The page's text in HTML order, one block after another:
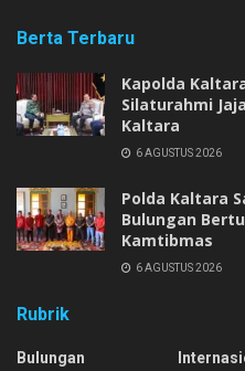
Berta Terbaru
Kapolda
Silaturahmi
Kaltara
6 AGUSTUS 2026
Polda Kaltara
Bulungan
Kamtibmas
6 AGUSTUS 2026
Rubrik
Bulungan